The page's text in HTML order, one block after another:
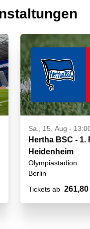
Sa., 15. Aug -
Hertha BSC - 1.
Heidenheim
Olympiastadion
Berlin
Tickets ab 261,80